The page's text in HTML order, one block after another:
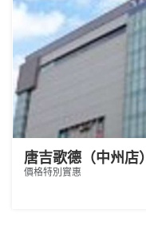
唐吉歌德（中州店）
價格特別實惠